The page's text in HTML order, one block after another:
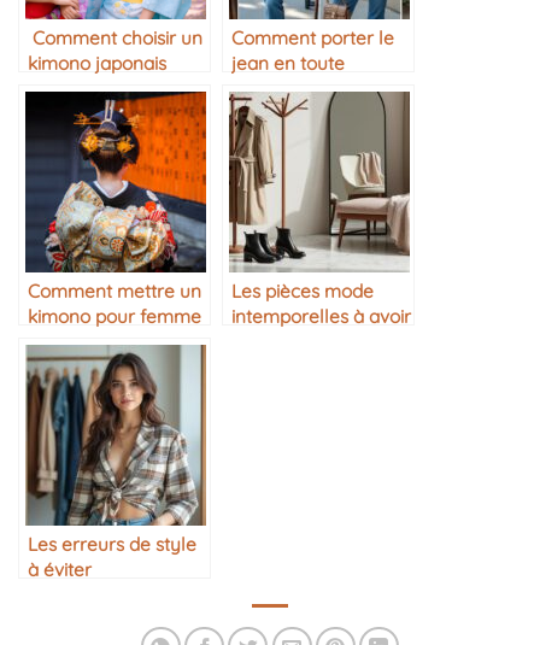
Comment choisir un
kimono japonais
femme selon sa
morphologie ?
Comment porter le
jean en toute
occasion
Comment mettre un
kimono pour femme
avec élégance ?
Les pièces mode
intemporelles à avoir
Les erreurs de style
à éviter